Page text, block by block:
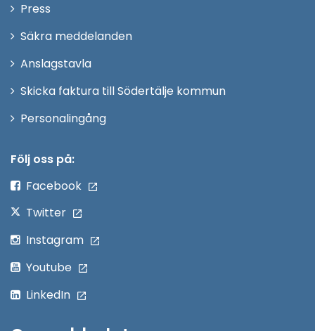
Press
fönster
Säkra meddelanden
Anslagstavla
Skicka faktura till Södertälje kommun
PersonalingångÖppna
Följ oss på:
Facebook
Twitter
Instagram
Youtube
LinkedIn